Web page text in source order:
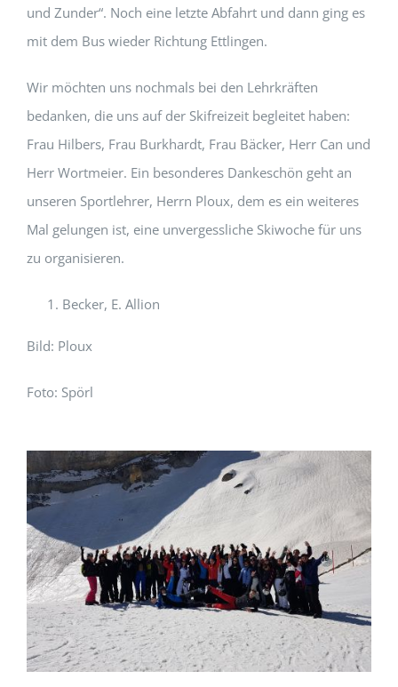
und Zunder“. Noch eine letzte Abfahrt und dann ging es
mit dem Bus wieder Richtung Ettlingen.
Wir möchten uns nochmals bei den Lehrkräften
bedanken, die uns auf der Skifreizeit begleitet haben:
Frau Hilbers, Frau Burkhardt, Frau Bäcker, Herr Can und
Herr Wortmeier. Ein besonderes Dankeschön geht an
unseren Sportlehrer, Herrn Ploux, dem es ein weiteres
Mal gelungen ist, eine unvergessliche Skiwoche für uns
zu organisieren.
Becker, E. Allion
Bild: Ploux
Foto: Spörl